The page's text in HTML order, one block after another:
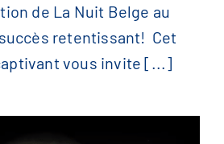
Nuit Belge
de La Nuit Belge au
retentissant! Cet
vous invite [...]